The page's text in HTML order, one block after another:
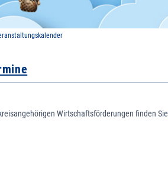
Wirtschaftsförderungen finden Sie